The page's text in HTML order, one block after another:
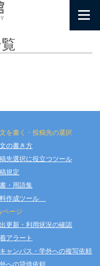
を書く・投稿先の選択
の書き方
先選択に役立つツール
規定
・用語集
作成ツール
ページ
更新・利用状況の確認
アラート
ャンパス・学外への複写依頼
への貸借依頼
LIBRARY All Rights Reserved.